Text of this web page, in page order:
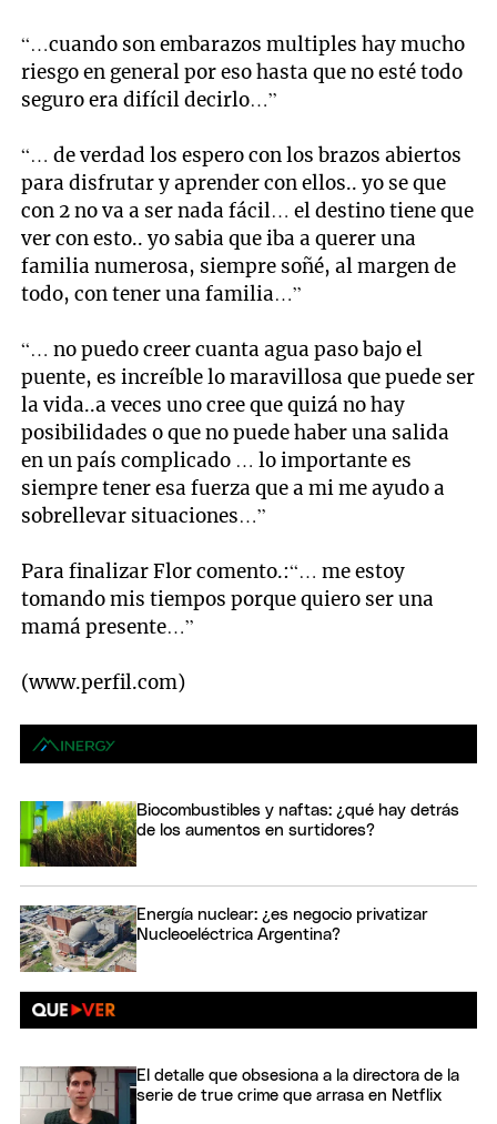
“…cuando son embarazos multiples hay mucho
riesgo en general por eso hasta que no esté todo
seguro era difícil decirlo…”
“… de verdad los espero con los brazos abiertos
para disfrutar y aprender con ellos.. yo se que
con 2 no va a ser nada fácil… el destino tiene que
ver con esto.. yo sabia que iba a querer una
familia numerosa, siempre soñé, al margen de
todo, con tener una familia…”
“… no puedo creer cuanta agua paso bajo el
puente, es increíble lo maravillosa que puede ser
la vida..a veces uno cree que quizá no hay
posibilidades o que no puede haber una salida
en un país complicado … lo importante es
siempre tener esa fuerza que a mi me ayudo a
sobrellevar situaciones…”
Para finalizar Flor comento.:“… me estoy
tomando mis tiempos porque quiero ser una
mamá presente…”
(www.perfil.com)
Biocombustibles y naftas: ¿qué hay detrás
de los aumentos en surtidores?
Energía nuclear: ¿es negocio privatizar
Nucleoeléctrica Argentina?
El detalle que obsesiona a la directora de la
serie de true crime que arrasa en Netflix